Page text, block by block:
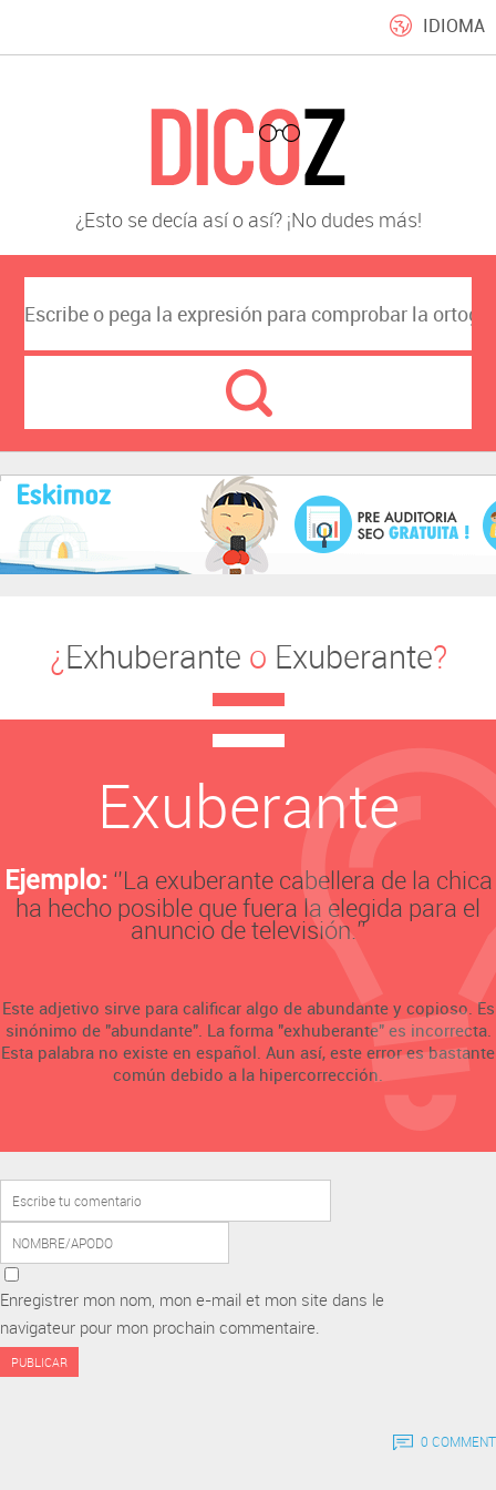
IDIOMA
¿Esto se decía así o así? ¡No dudes más!
¿ Exhuberante o Exuberante?
Exuberante
Ejemplo:‘’La exuberante cabellera de la chica
ha hecho posible que fuera la elegida para el
anuncio de televisión.’’
Este adjetivo sirve para calificar algo de abundante y copioso. Es
sinónimo de "abundante". La forma "exhuberante" es incorrecta.
Esta palabra no existe en español. Aun así, este error es bastante
común debido a la hipercorrección.
Enregistrer mon nom, mon e-mail et mon site dans le
navigateur pour mon prochain commentaire.
0 COMMENT